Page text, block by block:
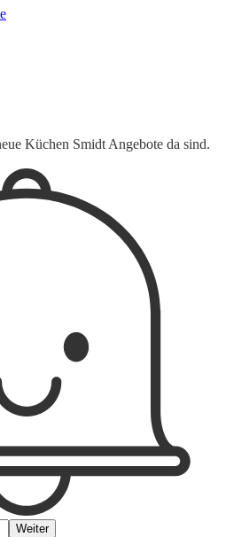
Küchen Smidt Angebote da sind.
Weiter